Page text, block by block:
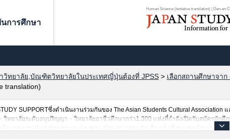
Human Science (tentative translation) | Den-en
การศึกษา
วิทยาลัย,บัณฑิตวิทยาลัยในประเทศญี่ปุ่นต้องที่ JPSS > เลือกสถานศึกษาจา
translation)
SUPPORTซึ่งดำเนินงานร่วมกันของ The Asian Students Cultural
วิทยาลัยระดับอนุปริญญา・วิทยาลัยอาชีวศึกษากว่า1,300 แห่งที่กำลังเปิดรับสมัครนักศึ
ศึกษาต่างชาติเช่นข้อมูลของแต่ละคณะ,ข้อมูลการสอบคัดเลือกเข้าศึกษาเช่นจำนวนคน